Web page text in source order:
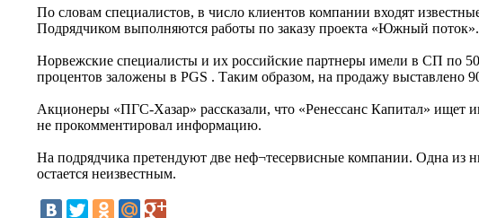
По словам специалистов, в число клиентов компании входят
Подрядчиком выполняются работы по заказу проекта «Южный поток».
Норвежские специалисты и их российские партнеры имели в СП по
процентов заложены в PGS . Таким образом, на продажу выставлено
Акционеры «ПГС-Хазар» рассказали, что «Ренессанс Капитал» ищет
не прокомментировал информацию.
На подрядчика претендуют две неф¬тесервисные компании. Одна из
остается неизвестным.